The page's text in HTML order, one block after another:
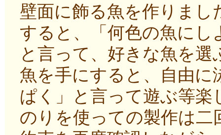
壁面に飾る魚を作りまし
すると、「何色の魚に
と言って、好きな魚を
魚を手にすると、自由
ぱく」と言って遊ぶ等楽
のりを使っての製作は